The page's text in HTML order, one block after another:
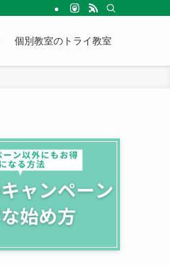
個別教室のトライ教室